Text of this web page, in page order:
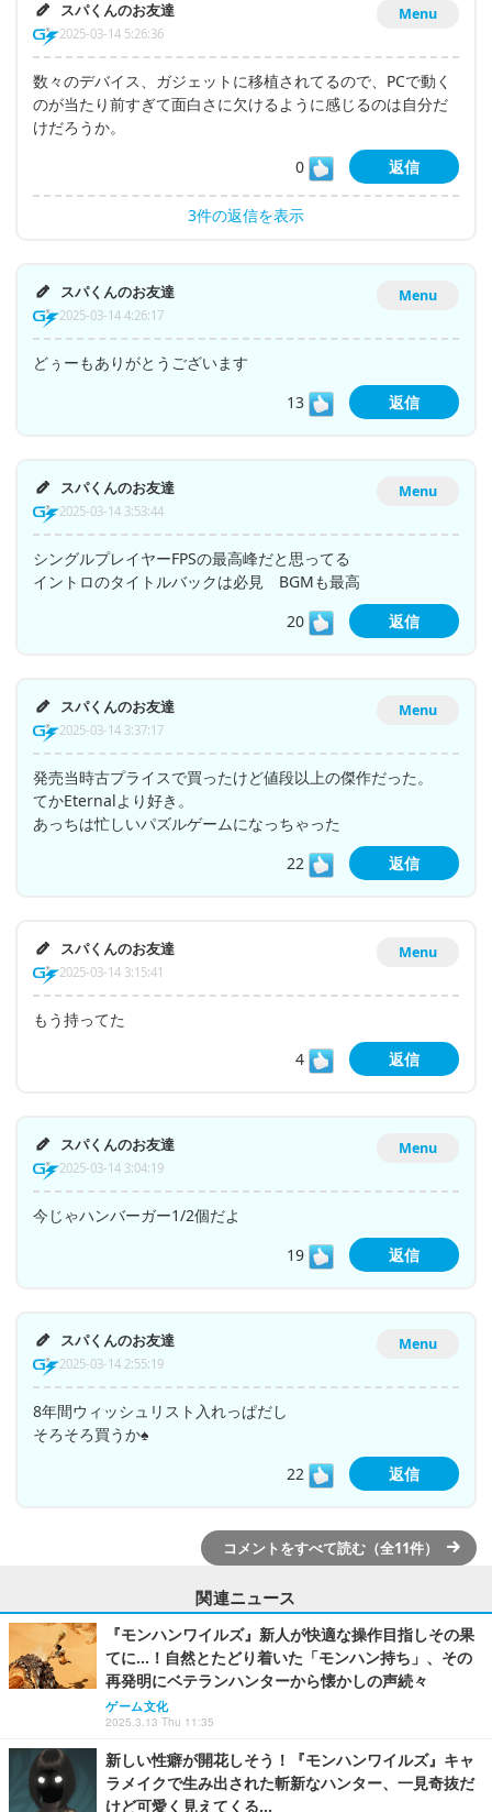
Menu
スパくんのお友達
2025-03-14 5:26:36
数々のデバイス、ガジェットに移植されてるので、PCで動く
のが当たり前すぎて面白さに欠けるように感じるのは自分だ
けだろうか。
0
返信
3件の返信を表示
Menu
スパくんのお友達
2025-03-14 4:26:17
どぅーもありがとうございます
13
返信
Menu
スパくんのお友達
2025-03-14 3:53:44
シングルプレイヤーFPSの最高峰だと思ってる
イントロのタイトルバックは必見 BGMも最高
20
返信
Menu
スパくんのお友達
2025-03-14 3:37:17
発売当時古プライスで買ったけど値段以上の傑作だった。
てかEternalより好き。
あっちは忙しいパズルゲームになっちゃった
22
返信
Menu
スパくんのお友達
2025-03-14 3:15:41
もう持ってた
4
返信
Menu
スパくんのお友達
2025-03-14 3:04:19
今じゃハンバーガー1/2個だよ
19
返信
Menu
スパくんのお友達
2025-03-14 2:55:19
8年間ウィッシュリスト入れっぱだし
そろそろ買うか♠︎
22
返信
コメントをすべて読む（全11件）
関連ニュース
『モンハンワイルズ』新人が快適な操作目指しその果
てに…！自然とたどり着いた「モンハン持ち」、その
再発明にベテランハンターから懐かしの声続々
ゲーム文化
2025.3.13 Thu 11:35
新しい性癖が開花しそう！『モンハンワイルズ』キャ
ラメイクで生み出された斬新なハンター、一見奇抜だ
けど可愛く見えてくる…